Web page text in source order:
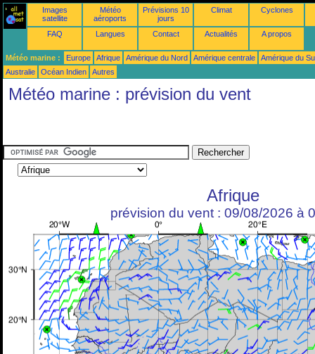
Images
satellite
Météo
aéroports
Prévisions 10
jours
Climat Cyclones
FAQ Langues Contact Actualités A propos
Météo marine : Europe Afrique Amérique du Nord Amérique centrale
Amérique du
Australie
Océan Indien Autres
Météo marine : prévision du vent
Afrique
prévision du vent : 09/08/2026 à